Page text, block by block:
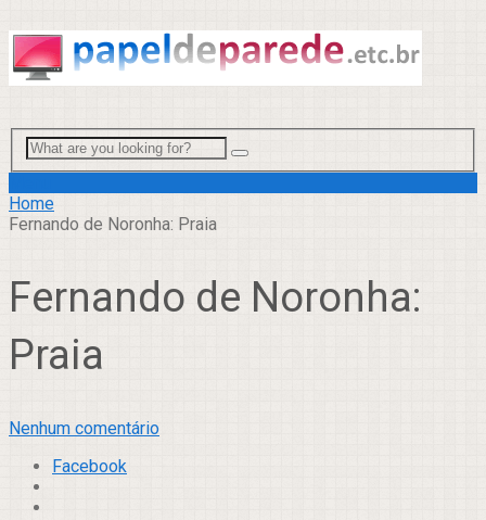
Home
Fernando de Noronha: Praia
Fernando de Noronha:
Praia
Nenhum comentário
Facebook